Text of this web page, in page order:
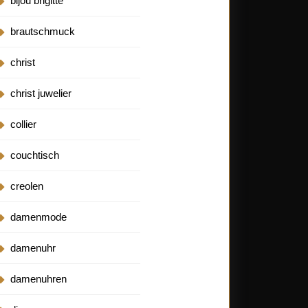
brautschmuck
christ
christ juwelier
collier
couchtisch
creolen
damenmode
damenuhr
damenuhren